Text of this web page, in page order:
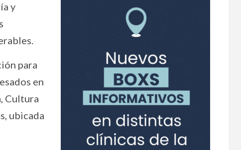
y
para
en
Cultura
ubicada